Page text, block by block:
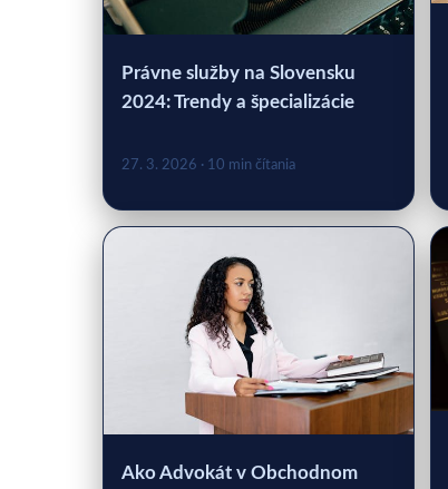
Právne služby na Slovensku
2024: Trendy a špecializácie
27. 3. 2026 · 10 min čítania
Ako Advokát v Obchodnom